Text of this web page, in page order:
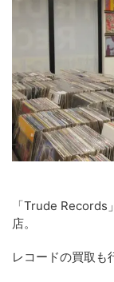
「Trude Records
店。
レコードの買取も